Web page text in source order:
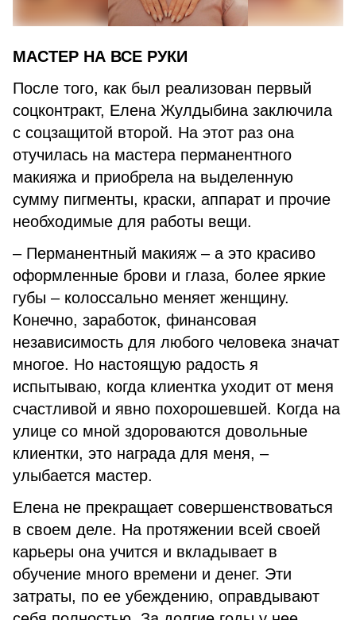
МАСТЕР НА ВСЕ РУКИ
После того, как был реализован первый
соцконтракт, Елена Жулдыбина заключила
с соцзащитой второй. На этот раз она
отучилась на мастера перманентного
макияжа и приобрела на выделенную
сумму пигменты, краски, аппарат и прочие
необходимые для работы вещи.
– Перманентный макияж – а это красиво
оформленные брови и глаза, более яркие
губы – колоссально меняет женщину.
Конечно, заработок, финансовая
независимость для любого человека значат
многое. Но настоящую радость я
испытываю, когда клиентка уходит от меня
счастливой и явно похорошевшей. Когда на
улице со мной здороваются довольные
клиентки, это награда для меня, –
улыбается мастер.
Елена не прекращает совершенствоваться
в своем деле. На протяжении всей своей
карьеры она учится и вкладывает в
обучение много времени и денег. Эти
затраты, по ее убеждению, оправдывают